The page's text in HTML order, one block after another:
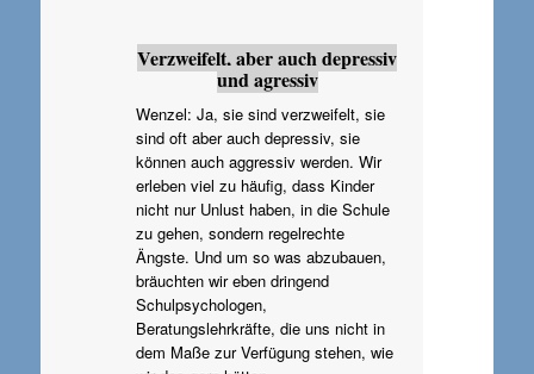
Verzweifelt, aber auch depressiv
und agressiv
Wenzel: Ja, sie sind verzweifelt, sie
sind oft aber auch depressiv, sie
können auch aggressiv werden. Wir
erleben viel zu häufig, dass Kinder
nicht nur Unlust haben, in die Schule
zu gehen, sondern regelrechte
Ängste. Und um so was abzubauen,
bräuchten wir eben dringend
Schulpsychologen,
Beratungslehrkräfte, die uns nicht in
dem Maße zur Verfügung stehen, wie